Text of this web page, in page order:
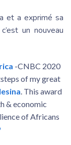
et a exprimé sa
un nouveau
-CNBC 2020
of my great
. This award
& economic
of Africans